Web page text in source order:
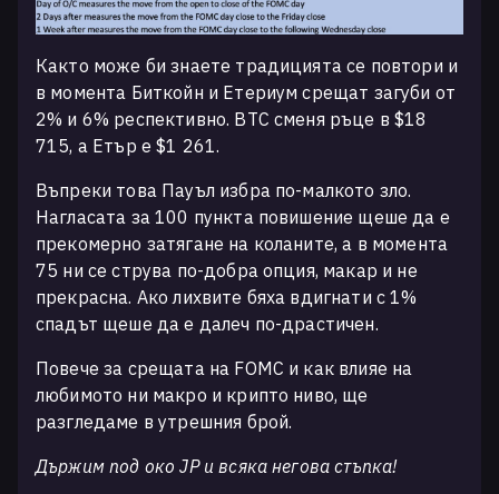
Както може би знаете традицията се повтори и
в момента Биткойн и Етериум срещат загуби от
2% и 6% респективно. BTC сменя ръце в $18
715, а Етър е $1 261.
Въпреки това Пауъл избра по-малкото зло.
Нагласата за 100 пункта повишение щеше да е
прекомерно затягане на коланите, а в момента
75 ни се струва по-добра опция, макар и не
прекрасна. Ако лихвите бяха вдигнати с 1%
спадът щеше да е далеч по-драстичен.
Повече за срещата на FOMC и как влияе на
любимото ни макро и крипто ниво, ще
разгледаме в утрешния брой.
Държим под око JP и всяка негова стъпка!